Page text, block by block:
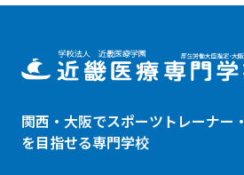
関西・大阪でスポーツトレーナー・
を目指せる専門学校